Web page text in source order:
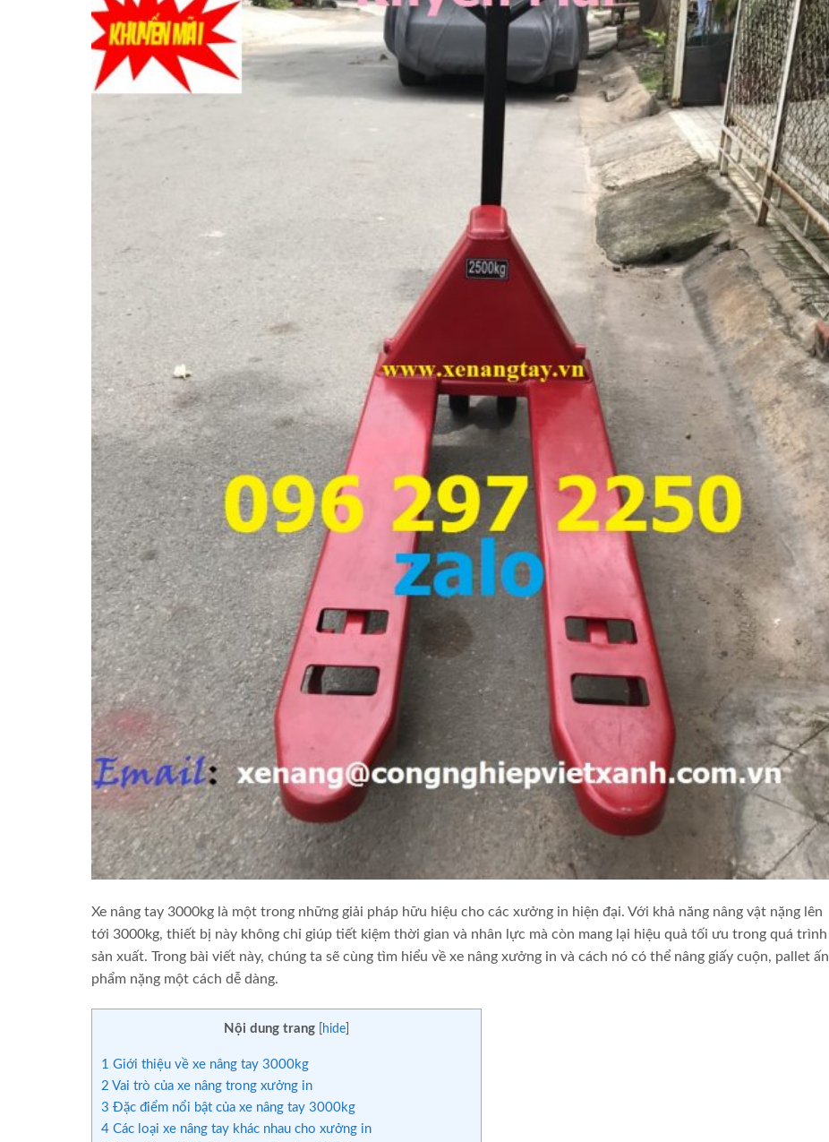
Xe nâng tay 3000kg là một trong những giải pháp hữu hiệu cho các xưởng in hiện đại. Với khả năng nâng vật nặng lên
tới 3000kg, thiết bị này không chỉ giúp tiết kiệm thời gian và nhân lực mà còn mang lại hiệu quả tối ưu trong quá trình
sản xuất. Trong bài viết này, chúng ta sẽ cùng tìm hiểu về xe nâng xưởng in và cách nó có thể nâng giấy cuộn, pallet ấn
phẩm nặng một cách dễ dàng.
Nội dung trang hide
1 Giới thiệu về xe nâng tay 3000kg
2 Vai trò của xe nâng trong xưởng in
3 Đặc điểm nổi bật của xe nâng tay 3000kg
4 Các loại xe nâng tay khác nhau cho xưởng in